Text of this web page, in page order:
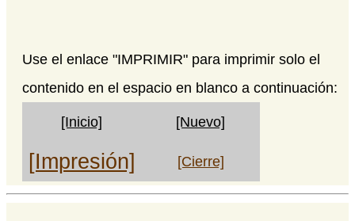
Use el enlace "IMPRIMIR" para imprimir solo el
contenido en el espacio en blanco a continuación:
[Inicio] [Nuevo]
[Impresión] [Cierre]